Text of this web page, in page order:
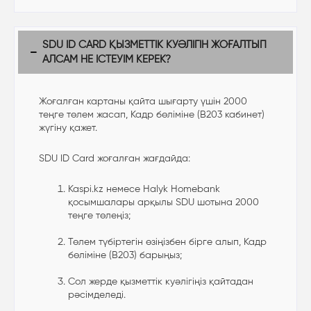
SDU ID CARD ҚЫЗМЕТТІК КУӘЛІГІН ЖОҒАЛТЫП
АЛСАМ НЕ ІСТЕУІМ КЕРЕК?
Жоғалған картаны қайта шығарту үшін 2000
теңге төлем жасап, Кадр бөліміне (B203 кабинет)
жүгіну қажет.
SDU ID Card жоғалған жағдайда:
Kaspi.kz немесе Halyk Homebank
қосымшалары арқылы SDU шотына 2000
теңге төлеңіз;
Төлем түбіртегін өзіңізбен бірге алып, Кадр
бөліміне (B203) барыңыз;
Сол жерде қызметтік куәлігіңіз қайтадан
рәсімделеді.